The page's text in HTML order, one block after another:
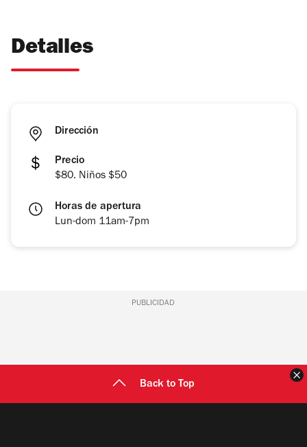
Detalles
Dirección
Precio
$80. Niños $50
Horas de apertura
Lun-dom 11am-7pm
PUBLICIDAD
Back to Top